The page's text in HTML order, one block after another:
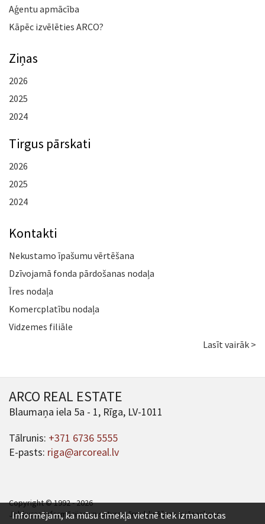
Aģentu apmācība
Kāpēc izvēlēties ARCO?
Ziņas
2026
2025
2024
Tirgus pārskati
2026
2025
2024
Kontakti
Nekustamo īpašumu vērtēšana
Dzīvojamā fonda pārdošanas nodaļa
Īres nodaļa
Komercplatību nodaļa
Vidzemes filiāle
Lasīt vairāk >
ARCO REAL ESTATE
Blaumaņa iela 5a - 1, Rīga, LV-1011
Tālrunis: +371 6736 5555
E-pasts: riga@arcoreal.lv
Copyright © 1992 - 2026
Jebkuras informācijas un satura pārpublicēšana ir jāsaskaņo.
Informējam, ka mūsu tīmekļa vietnē tiek izmantotas